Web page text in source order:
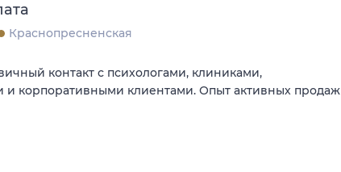
Технологии и тренды
Сберегаем вместе
Краснопресненская
контакт с психологами, клиниками,
корпоративными клиентами. Опыт активных продаж